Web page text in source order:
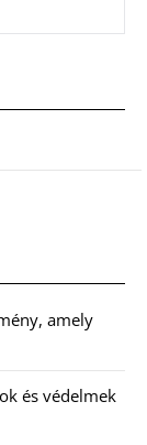
amely
és védelmek